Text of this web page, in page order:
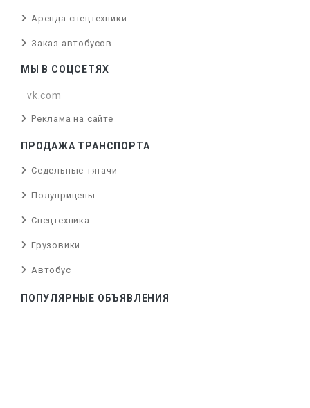
Аренда спецтехники
Заказ автобусов
МЫ В СОЦСЕТЯХ
vk.com
Реклама на сайте
ПРОДАЖА ТРАНСПОРТА
Седельные тягачи
Полуприцепы
Спецтехника
Грузовики
Автобус
ПОПУЛЯРНЫЕ ОБЪЯВЛЕНИЯ